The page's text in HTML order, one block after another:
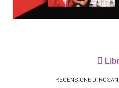
RECENSIONE DI